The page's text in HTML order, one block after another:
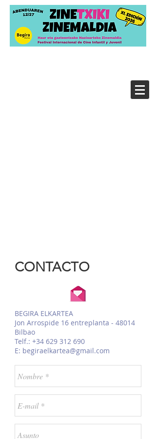
CONTACTO
BEGIRA ELKARTEA
Jon Arrospide 16 entreplanta - 48014
Bilbao
Telf.: +34 629 312 690
E: begiraelkartea@gmail.com